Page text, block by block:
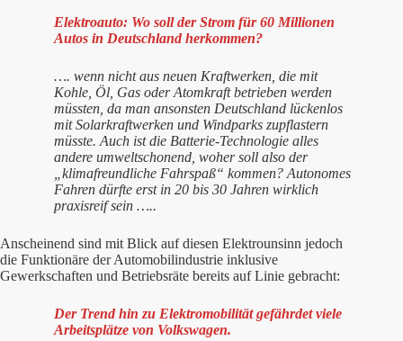
Elektroauto: Wo soll der Strom für 60 Millionen
Autos in Deutschland herkommen?
…. wenn nicht aus neuen Kraftwerken, die mit
Kohle, Öl, Gas oder Atomkraft betrieben werden
müssten, da man ansonsten Deutschland lückenlos
mit Solarkraftwerken und Windparks zupflastern
müsste. Auch ist die Batterie-Technologie alles
andere umweltschonend, woher soll also der
„klimafreundliche Fahrspaß“ kommen? Autonomes
Fahren dürfte erst in 20 bis 30 Jahren wirklich
praxisreif sein …..
Anscheinend sind mit Blick auf diesen Elektrounsinn jedoch
die Funktionäre der Automobilindustrie inklusive
Gewerkschaften und Betriebsräte bereits auf Linie gebracht:
Der Trend hin zu Elektromobilität gefährdet viele
Arbeitsplätze von Volkswagen.